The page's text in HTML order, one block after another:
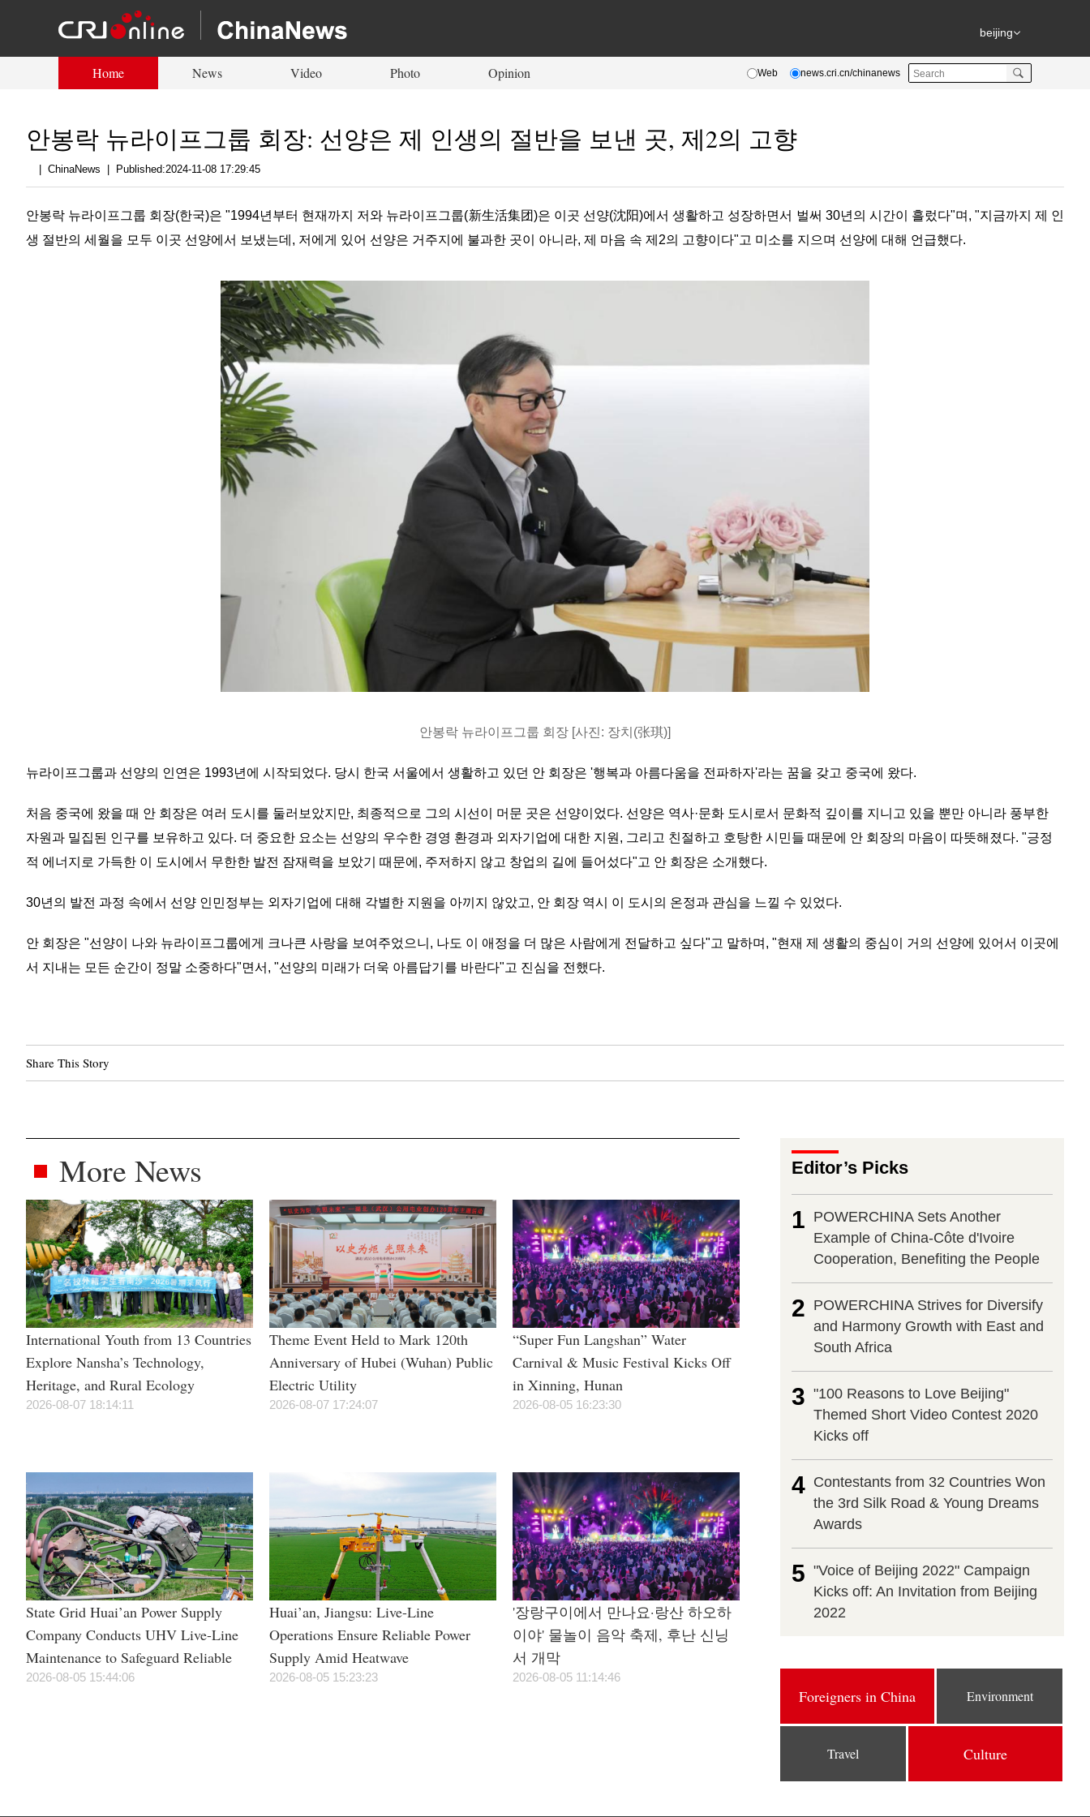
beijing
Home News Video Photo Opinion Web news.cri.cn/chinanews
안봉락 뉴라이프그룹 회장: 선양은 제 인생의 절반을 보낸 곳, 제2의 고향
ChinaNews Published:2024-11-08 17:29:45
안봉락 뉴라이프그룹 회장(한국)은 "1994년부터 현재까지 저와 뉴라이프그룹(新生活集团)은 이곳 선양(沈阳)에서 생활하고 성장하면서 벌써 30년의 시간이 흘렀다"며, "지금까지 제 인
생 절반의 세월을 모두 이곳 선양에서 보냈는데, 저에게 있어 선양은 거주지에 불과한 곳이 아니라, 제 마음 속 제2의 고향이다"고 미소를 지으며 선양에 대해 언급했다.
안봉락 뉴라이프그룹 회장 [사진: 장치(张琪)]
뉴라이프그룹과 선양의 인연은 1993년에 시작되었다. 당시 한국 서울에서 생활하고 있던 안 회장은 '행복과 아름다움을 전파하자'라는 꿈을 갖고 중국에 왔다.
처음 중국에 왔을 때 안 회장은 여러 도시를 둘러보았지만, 최종적으로 그의 시선이 머문 곳은 선양이었다. 선양은 역사·문화 도시로서 문화적 깊이를 지니고 있을 뿐만 아니라 풍부한
자원과 밀집된 인구를 보유하고 있다. 더 중요한 요소는 선양의 우수한 경영 환경과 외자기업에 대한 지원, 그리고 친절하고 호탕한 시민들 때문에 안 회장의 마음이 따뜻해졌다. "긍정
적 에너지로 가득한 이 도시에서 무한한 발전 잠재력을 보았기 때문에, 주저하지 않고 창업의 길에 들어섰다"고 안 회장은 소개했다.
30년의 발전 과정 속에서 선양 인민정부는 외자기업에 대해 각별한 지원을 아끼지 않았고, 안 회장 역시 이 도시의 온정과 관심을 느낄 수 있었다.
안 회장은 "선양이 나와 뉴라이프그룹에게 크나큰 사랑을 보여주었으니, 나도 이 애정을 더 많은 사람에게 전달하고 싶다"고 말하며, "현재 제 생활의 중심이 거의 선양에 있어서 이곳에
서 지내는 모든 순간이 정말 소중하다"면서, "선양의 미래가 더욱 아름답기를 바란다"고 진심을 전했다.
Share This Story
More News
International Youth from 13 Countries
Explore Nansha’s Technology,
Heritage, and Rural Ecology
2026-08-07 18:14:11
Theme Event Held to Mark 120th
Anniversary of Hubei (Wuhan) Public
Electric Utility
2026-08-07 17:24:07
“Super Fun Langshan” Water
Carnival & Music Festival Kicks Off
in Xinning, Hunan
2026-08-05 16:23:30
State Grid Huai’an Power Supply
Company Conducts UHV Live-Line
Maintenance to Safeguard Reliable
Power Supply During Summer Peak
2026-08-05 15:44:06
Huai’an, Jiangsu: Live-Line
Operations Ensure Reliable Power
Supply Amid Heatwave
2026-08-05 15:23:23
'장랑구이에서 만나요·랑산 하오하
이야' 물놀이 음악 축제, 후난 신닝
서 개막
2026-08-05 11:14:46
Editor’s Picks
1 POWERCHINA Sets Another
Example of China-Côte d'Ivoire
Cooperation, Benefiting the People
2 POWERCHINA Strives for Diversify
and Harmony Growth with East and
South Africa
3 "100 Reasons to Love Beijing"
Themed Short Video Contest 2020
Kicks off
4 Contestants from 32 Countries Won
the 3rd Silk Road & Young Dreams
Awards
5 "Voice of Beijing 2022" Campaign
Kicks off: An Invitation from Beijing
2022
Foreigners in China Environment
Travel Culture